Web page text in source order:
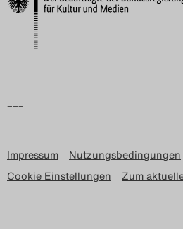
–––
Impressum Nutzungsbedingungen
Cookie Einstellungen
Zum